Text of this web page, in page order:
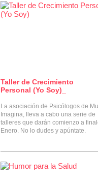
Taller de Crecimiento
Personal (Yo Soy)_
La asociación de Psicólogos de
Imagina, lleva a cabo una serie de
talleres que darán comienzo a
Enero. No lo dudes y apúntate.